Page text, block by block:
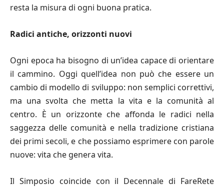
resta la misura di ogni buona pratica.
Radici antiche, orizzonti nuovi
Ogni epoca ha bisogno di un’idea capace di orientare
il cammino. Oggi quell’idea non può che essere un
cambio di modello di sviluppo: non semplici correttivi,
ma una svolta che metta la vita e la comunità al
centro. È un orizzonte che affonda le radici nella
saggezza delle comunità e nella tradizione cristiana
dei primi secoli, e che possiamo esprimere con parole
nuove: vita che genera vita.
Il Simposio coincide con il Decennale di FareRete